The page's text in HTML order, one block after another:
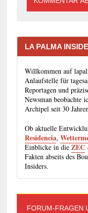
LA PALMA
Willkommen auf
Anlaufstelle für
Reportagen und
Newsman beobachte
Archipel seit 30
Ob aktuelle
Residencia,
Einblicke in die ZEC
Fakten abseits des
Insiders.
FORUM-FRAGEN